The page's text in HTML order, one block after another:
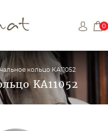
0
кольцо KA11052
KA11052